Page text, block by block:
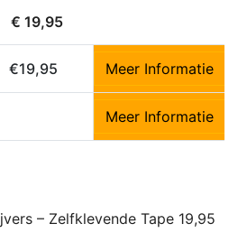
€ 19,95
€19,95 Meer Informatie
Meer Informatie